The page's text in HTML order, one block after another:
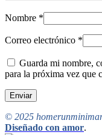
Nombre *
Correo electrónico *
Guarda mi nombre,
para la próxima vez que
© 2025
Diseñado con amor.